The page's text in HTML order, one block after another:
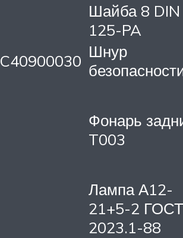
Шайба 8 DIN
125-PA
C40900030 Шнур
Фонарь
T003
Лампа А12-
21+5-2 ГОСТ
2023.1-88